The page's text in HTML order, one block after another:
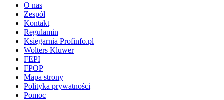
O nas
Zespół
Kontakt
Regulamin
Księgarnia Profinfo.pl
Wolters Kluwer
FEPI
FPOP
Mapa strony
Polityka prywatności
Pomoc